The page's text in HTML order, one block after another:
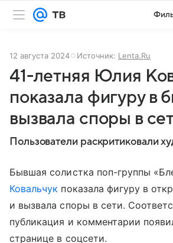
12 августа 2024 Источник: Lenta.Ru
41-летняя Юлия
показала фигуру в
вызвала споры в
Пользователи раскритиковали
Бывшая солистка поп-группы
Ковальчук показала фигуру в
и вызвала споры в сети.
публикация и комментарии
странице в соцсети.